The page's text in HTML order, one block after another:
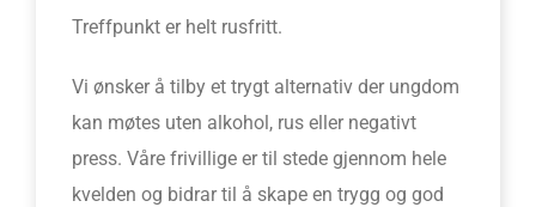
Treffpunkt er helt rusfritt.
Vi ønsker å tilby et trygt alternativ der ungdom
kan møtes uten alkohol, rus eller negativt
press. Våre frivillige er til stede gjennom hele
kvelden og bidrar til å skape en trygg og god